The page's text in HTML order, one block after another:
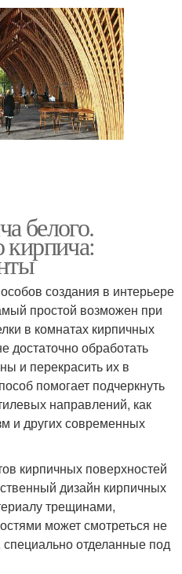
белого.
кирпича:
создания в интерьере
простой возможен при
в комнатах кирпичных
достаточно обработать
и перекрасить их в
помогает подчеркнуть
направлений, как
и других современных
кирпичных поверхностей
дизайн кирпичных
трещинами,
может смотреться не
отделанные под